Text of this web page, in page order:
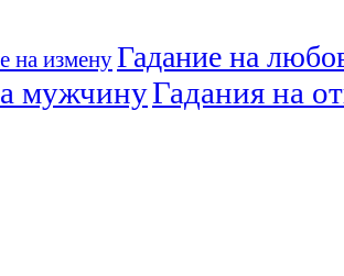
на изменуГадание на
мужчинуГадания на